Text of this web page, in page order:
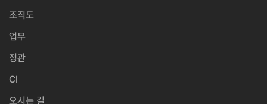
조직도
업무
정관
CI
오시는 길